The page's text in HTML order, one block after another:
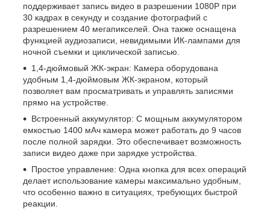
поддерживает запись видео в разрешении 1080P при
30 кадрах в секунду и создание фотографий с
разрешением 40 мегапикселей. Она также оснащена
функцией аудиозаписи, невидимыми ИК-лампами для
ночной съемки и циклической записью.
1,4-дюймовый ЖК-экран: Камера оборудована
удобным 1,4-дюймовым ЖК-экраном, который
позволяет вам просматривать и управлять записями
прямо на устройстве.
Встроенный аккумулятор: С мощным аккумулятором
емкостью 1400 мАч камера может работать до 9 часов
после полной зарядки. Это обеспечивает возможность
записи видео даже при зарядке устройства.
Простое управление: Одна кнопка для всех операций
делает использование камеры максимально удобным,
что особенно важно в ситуациях, требующих быстрой
реакции.